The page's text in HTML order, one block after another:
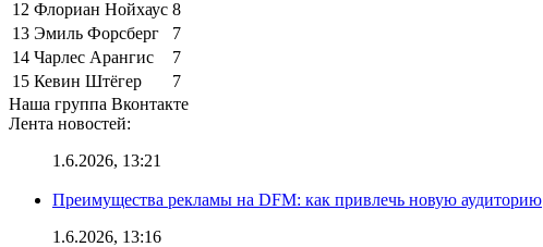
12 Флориан Нойхаус 8
13 Эмиль Форсберг
7
14 Чарлес Арангис
7
15 Кевин Штёгер
7
Наша группа Вконтакте
Лента новостей:
1.6.2026, 13:21
Преимущества рекламы на DFM: как привлечь новую аудиторию
1.6.2026, 13:16